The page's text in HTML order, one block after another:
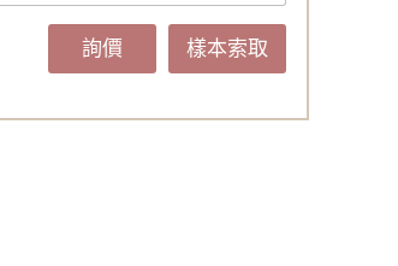
詢價 樣本索取